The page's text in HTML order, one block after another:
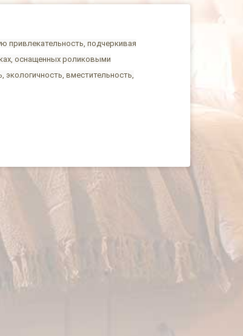
привлекательность, подчеркивая
оснащенных роликовыми
вместительность,